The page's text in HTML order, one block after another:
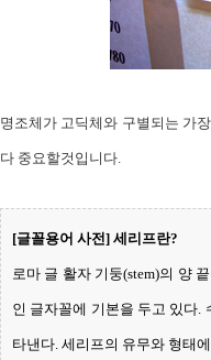
명조체가 고딕체와 구별되는 가
다 중요할것입니다.
[글꼴용어 사전] 세리프란?
로마 글 활자 기둥(stem)의 양
인 글자꼴에 기본을 두고 있다.
타낸다. 세리프의 유무와 형태